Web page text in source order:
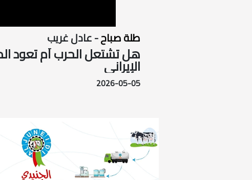
طلة صباح- عادل غريب
هل تشتعل الحرب أم تعود
الإيراني
2026-05-05